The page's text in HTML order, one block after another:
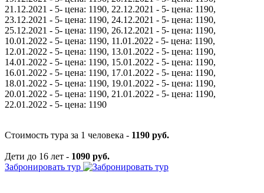
21.12.2021 - 5- цена: 1190, 22.12.2021 - 5- цена: 1190,
23.12.2021 - 5- цена: 1190, 24.12.2021 - 5- цена: 1190,
25.12.2021 - 5- цена: 1190, 26.12.2021 - 5- цена: 1190,
10.01.2022 - 5- цена: 1190, 11.01.2022 - 5- цена: 1190,
12.01.2022 - 5- цена: 1190, 13.01.2022 - 5- цена: 1190,
14.01.2022 - 5- цена: 1190, 15.01.2022 - 5- цена: 1190,
16.01.2022 - 5- цена: 1190, 17.01.2022 - 5- цена: 1190,
18.01.2022 - 5- цена: 1190, 19.01.2022 - 5- цена: 1190,
20.01.2022 - 5- цена: 1190, 21.01.2022 - 5- цена: 1190,
22.01.2022 - 5- цена: 1190
Стоимость тура за 1 человека - 1190 руб.
Дети до 16 лет - 1090 руб.
Забронировать тур